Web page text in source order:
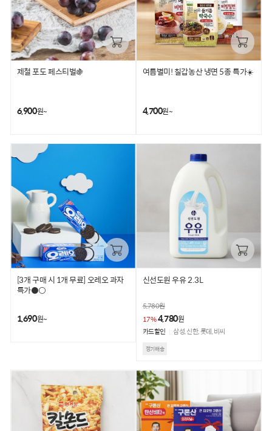
제철 포도 페스티벌🍇
6,900원~
여름별미! 칠갑농산 냉면 5종 특가☀️
4,700원~
[3개 구매 시 1개 무료] 오레오 과자
특가⚫⚪
1,690원~
신선도원 우유 2.3L
5,780원
17%4,780원
카드할인 삼성, 신한, 롯데, 비씨
정기배송